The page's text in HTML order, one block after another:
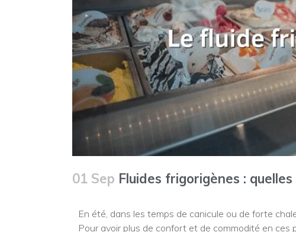
01 Sep Fluides frigorigènes :
En été, dans les temps de canicule ou de forte
Pour avoir plus de confort et de commodité en ces